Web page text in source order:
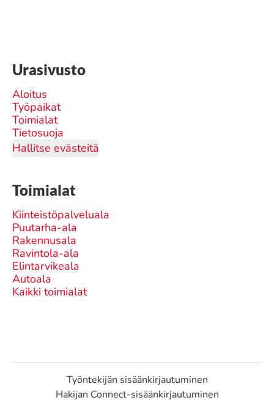
Urasivusto
Aloitus
Työpaikat
Toimialat
Tietosuoja
Hallitse evästeitä
Toimialat
Kiinteistöpalveluala
Puutarha-ala
Rakennusala
Ravintola-ala
Elintarvikeala
Autoala
Kaikki toimialat
Työntekijän sisäänkirjautuminen
Hakijan Connect-sisäänkirjautuminen